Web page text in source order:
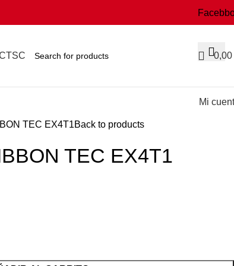
TSC 0,00
Mi
TEC EX4T1Back to products
TEC EX4T1